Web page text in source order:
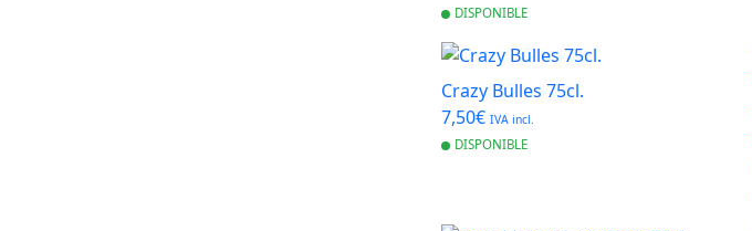
DISPONIBLE
Crazy Bulles 75cl.
7,50€ IVA incl.
DISPONIBLE